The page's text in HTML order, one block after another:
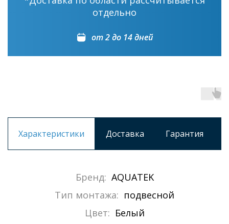
отдельно
от 2 до 14 дней
Характеристики Доставка Гарантия
Бренд: AQUATEK
Тип монтажа: подвесной
Цвет: Белый